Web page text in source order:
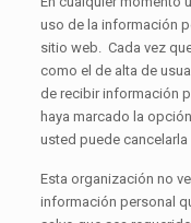
uso de la información
sitio web. Cada vez
como el de alta de
de recibir información
haya marcado la
usted puede
Esta organización no
información personal